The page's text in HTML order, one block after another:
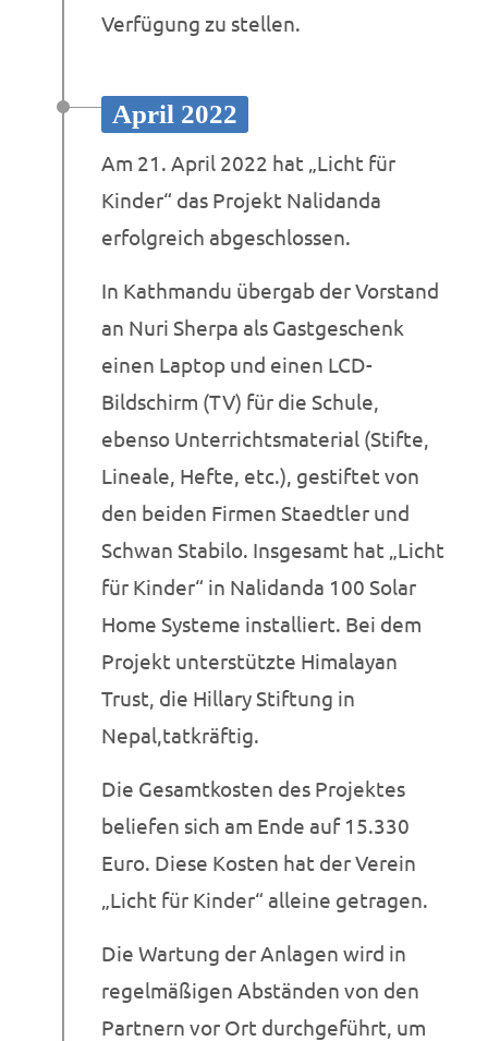
Verfügung zu stellen.
April 2022
Am 21. April 2022 hat „Licht für
Kinder“ das Projekt Nalidanda
erfolgreich abgeschlossen.
In Kathmandu übergab der Vorstand
an Nuri Sherpa als Gastgeschenk
einen Laptop und einen LCD-
Bildschirm (TV) für die Schule,
ebenso Unterrichtsmaterial (Stifte,
Lineale, Hefte, etc.), gestiftet von
den beiden Firmen Staedtler und
Schwan Stabilo. Insgesamt hat „Licht
für Kinder“ in Nalidanda 100 Solar
Home Systeme installiert. Bei dem
Projekt unterstützte Himalayan
Trust, die Hillary Stiftung in
Nepal,tatkräftig.
Die Gesamtkosten des Projektes
beliefen sich am Ende auf 15.330
Euro. Diese Kosten hat der Verein
„Licht für Kinder“ alleine getragen.
Die Wartung der Anlagen wird in
regelmäßigen Abständen von den
Partnern vor Ort durchgeführt, um